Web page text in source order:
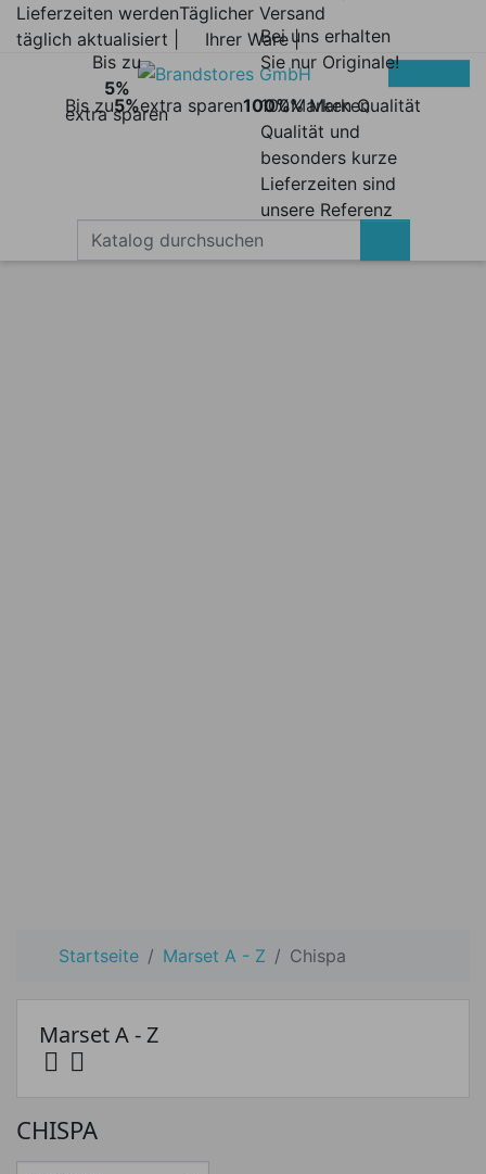
Lieferzeiten werden
täglich aktualisiert |
Täglicher Versand
Ihrer Ware |
Bis zu5%extra sparen
Bis zu
5%
extra sparen
100%Marken Qualität
Bei uns erhalten
Sie nur Originale!
100% Marken
Qualität und
besonders kurze
Lieferzeiten sind
unsere Referenz
Startseite Marset A - Z Chispa
Preis von
Marset A - Z
 
CHISPA